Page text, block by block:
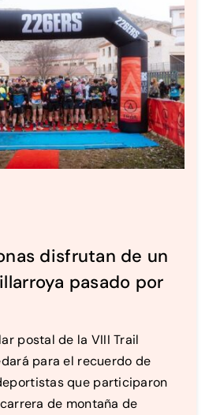
disfrutan de un
pasado por
postal de la VIII Trail
para el recuerdo de
que participaron
de montaña de